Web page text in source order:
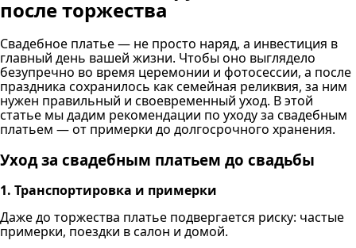
после торжества
Свадебное платье — не просто наряд, а инвестиция в
главный день вашей жизни. Чтобы оно выглядело
безупречно во время церемонии и фотосессии, а после
праздника сохранилось как семейная реликвия, за ним
нужен правильный и своевременный уход. В этой
статье мы дадим рекомендации по уходу за свадебным
платьем — от примерки до долгосрочного хранения.
Уход за свадебным платьем до свадьбы
1. Транспортировка и примерки
Даже до торжества платье подвергается риску: частые
примерки, поездки в салон и домой.